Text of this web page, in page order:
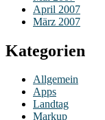
April 2007
März 2007
Kategorien
Allgemein
Apps
Landtag
Markup